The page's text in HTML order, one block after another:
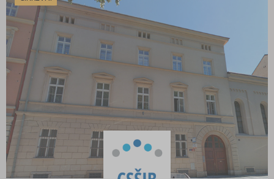
Zemědělství a lesnictví
Veterinářství
Hotelnictví, turismus, gastronomie
Policejní a vojenské obory
Právo
Zdravotnické obory
Pedagogika a sociální péče
Umělecké obory